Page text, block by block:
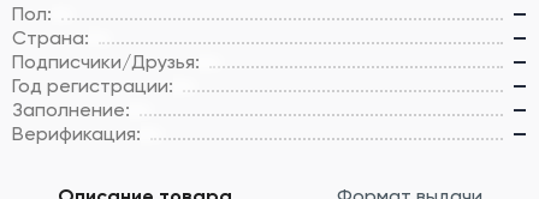
Пол:
—
Страна:
—
Подписчики/Друзья:
—
Год регистрации:
—
Заполнение:
—
Верификация:
—